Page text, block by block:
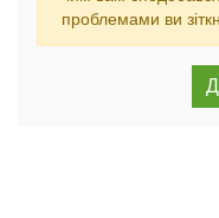
проблемами ви